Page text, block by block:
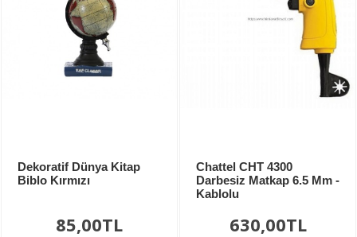
Dekoratif Dünya Kitap
Biblo Kırmızı
85,00TL
Chattel CHT 4300
Darbesiz Matkap 6.5 Mm -
Kablolu
630,00TL